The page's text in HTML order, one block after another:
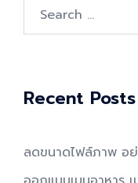
for:
Recent Posts
ลดขนาดไฟล์ภาพ อ